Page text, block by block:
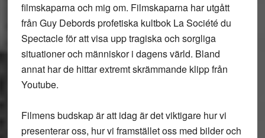
filmskaparna och mig om. Filmskaparna har utgått
från Guy Debords profetiska kultbok La Société du
Spectacle för att visa upp tragiska och sorgliga
situationer och människor i dagens värld. Bland
annat har de hittar extremt skrämmande klipp från
Youtube.
Filmens budskap är att idag är det viktigare hur vi
presenterar oss, hur vi framstället oss med bilder och